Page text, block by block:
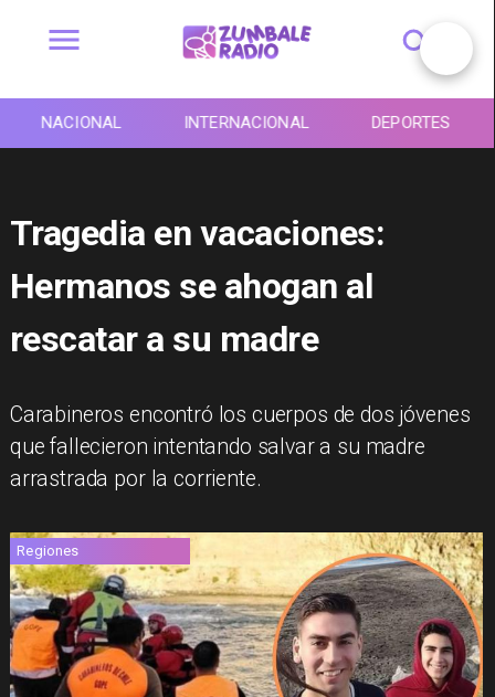
NACIONAL INTERNACIONAL DEPORTES
Tragedia en vacaciones:
Hermanos se ahogan al
rescatar a su madre
Carabineros encontró los cuerpos de dos jóvenes
que fallecieron intentando salvar a su madre
arrastrada por la corriente.
Regiones